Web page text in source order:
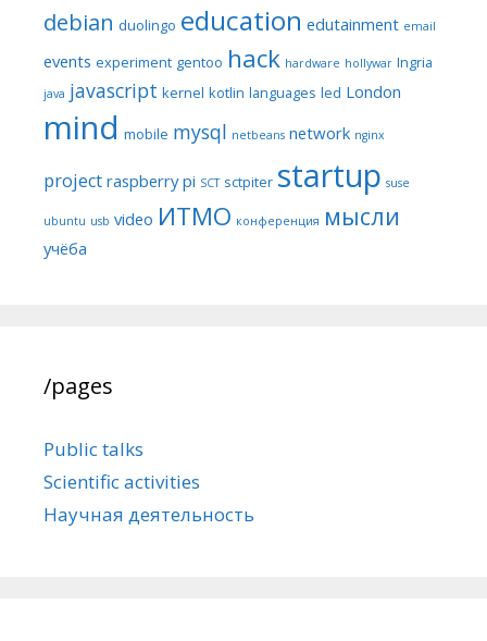
debian duolingo education edutainment email
events experiment gentoo hack hardware hollywar Ingria
java javascript kernel kotlin languages led London
mind mobile mysql netbeans network nginx
project raspberry pi SCT sctpiter startup suse
ubuntu usb video ИТМО конференция мысли
учёба
/pages
Public talks
Scientific activities
Научная деятельность